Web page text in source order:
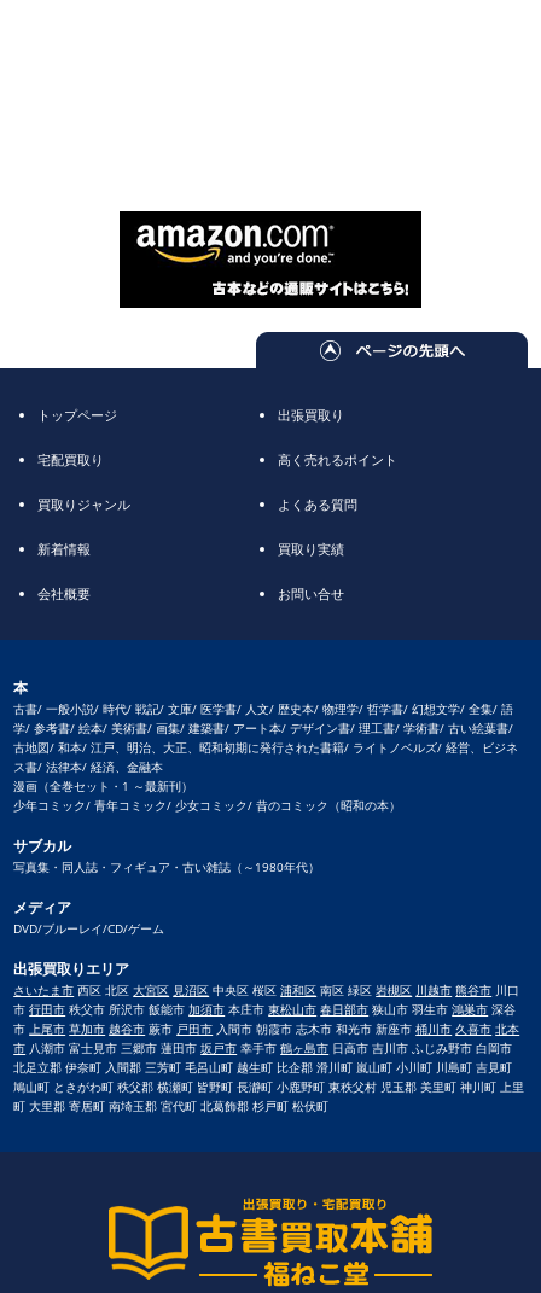
トップページ 出張買取り
宅配買取り 高く売れるポイント
買取りジャンル よくある質問
新着情報 買取り実績
会社概要 お問い合せ
本
古書/ 一般小説/ 時代/ 戦記/ 文庫/ 医学書/ 人文/ 歴史本/ 物理学/ 哲学書/ 幻想文学/ 全集/ 語
学/ 参考書/ 絵本/ 美術書/ 画集/ 建築書/ アート本/ デザイン書/ 理工書/ 学術書/ 古い絵葉書/
古地図/ 和本/ 江戸、明治、大正、昭和初期に発行された書籍/ ライトノベルズ/ 経営、ビジネ
ス書/ 法律本/ 経済、金融本
漫画（全巻セット・1 ～最新刊）
少年コミック/ 青年コミック/ 少女コミック/ 昔のコミック（昭和の本）
サブカル
写真集・同人誌・フィギュア・古い雑誌（～1980年代）
メディア
DVD/ブルーレイ/CD/ゲーム
出張買取りエリア
さいたま市 西区 北区大宮区 見沼区 中央区 桜区浦和区 南区 緑区岩槻区 川越市 熊谷市 川口
市行田市 秩父市 所沢市 飯能市加須市 本庄市東松山市 春日部市 狭山市 羽生市鴻巣市 深谷
市 上尾市 草加市 越谷市 蕨市 戸田市 入間市 朝霞市 志木市 和光市 新座市桶川市 久喜市 北本
市 八潮市 富士見市 三郷市 蓮田市坂戸市 幸手市鶴ヶ島市 日高市 吉川市 ふじみ野市 白岡市
北足立郡 伊奈町 入間郡 三芳町 毛呂山町 越生町 比企郡 滑川町 嵐山町 小川町 川島町 吉見町
鳩山町 ときがわ町 秩父郡 横瀬町 皆野町 長瀞町 小鹿野町 東秩父村 児玉郡 美里町 神川町 上里
町 大里郡 寄居町 南埼玉郡 宮代町 北葛飾郡 杉戸町 松伏町